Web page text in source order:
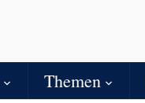
Themen